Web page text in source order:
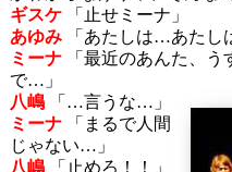
ギスケ「止せミーナ」
あゆみ「あたしは…あたし
ミーナ「最近のあんた、う
で…」
八嶋「…言うな…」
ミーナ「まるで人間
じゃない…」
八嶋「止めろ！！」